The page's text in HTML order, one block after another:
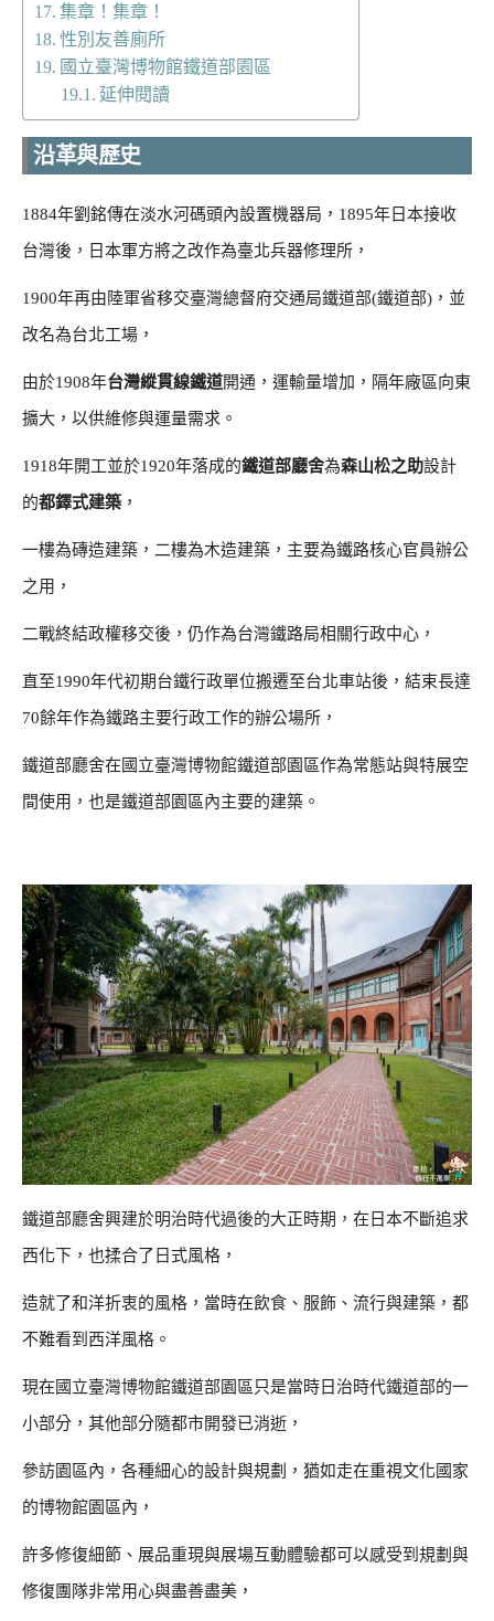
集章！集章！
性別友善廁所
國立臺灣博物館鐵道部園區
延伸閱讀
沿革與歷史
1884年劉銘傳在淡水河碼頭內設置機器局，1895年日本接收
台灣後，日本軍方將之改作為臺北兵器修理所，
1900年再由陸軍省移交臺灣總督府交通局鐵道部(鐵道部)，並
改名為台北工場，
由於1908年台灣縱貫線鐵道開通，運輸量增加，隔年廠區向東
擴大，以供維修與運量需求。
1918年開工並於1920年落成的鐵道部廳舍為森山松之助設計
的都鐸式建築 ，
一樓為磚造建築，二樓為木造建築，主要為鐵路核心官員辦公
之用，
二戰終結政權移交後，仍作為台灣鐵路局相關行政中心，
直至1990年代初期台鐵行政單位搬遷至台北車站後，結束長達
70餘年作為鐵路主要行政工作的辦公場所，
鐵道部廳舍在國立臺灣博物館鐵道部園區作為常態站與特展空
間使用，也是鐵道部園區內主要的建築。
鐵道部廳舍興建於明治時代過後的大正時期，在日本不斷追求
西化下，也揉合了日式風格，
造就了和洋折衷的風格，當時在飲食、服飾、流行與建築，都
不難看到西洋風格。
現在國立臺灣博物館鐵道部園區只是當時日治時代鐵道部的一
小部分，其他部分隨都市開發已消逝，
參訪園區內，各種細心的設計與規劃，猶如走在重視文化國家
的博物館園區內，
許多修復細節、展品重現與展場互動體驗都可以感受到規劃與
修復團隊非常用心與盡善盡美，